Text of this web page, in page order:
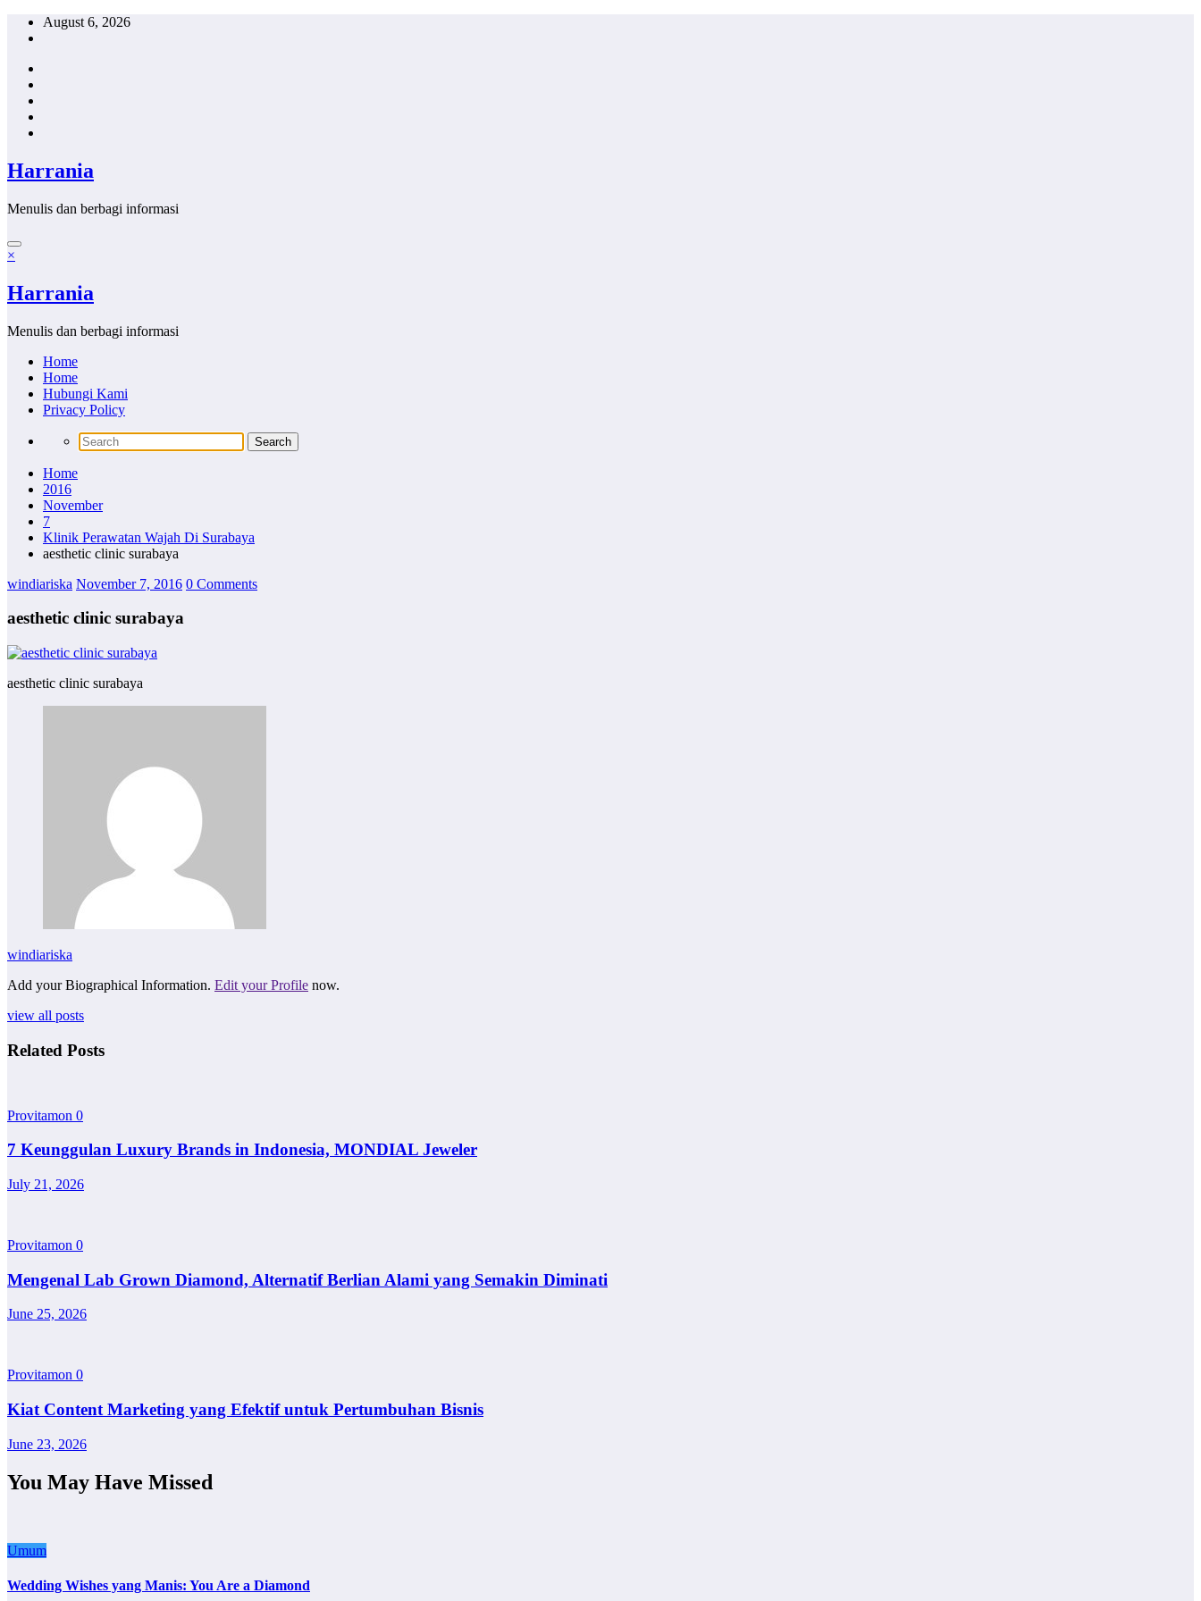
Skip
August 6, 2026
Harrania
Menulis dan berbagi informasi
×
Harrania
Menulis dan berbagi informasi
Home
Home
Hubungi Kami
Privacy Policy
Home
2016
November
7
Klinik Perawatan Wajah Di Surabaya
aesthetic clinic surabaya
windiariska November 7, 2016 0 Comments
aesthetic clinic surabaya
aesthetic clinic surabaya
windiariska
Add your Biographical Information. Edit your Profile now.
view all posts
Related Posts
Provitamon 0
7 Keunggulan Luxury Brands in Indonesia, MONDIAL Jeweler
July 21, 2026
Provitamon 0
Mengenal Lab Grown Diamond, Alternatif Berlian Alami yang Semakin Diminati
June 25, 2026
Provitamon 0
Kiat Content Marketing yang Efektif untuk Pertumbuhan Bisnis
June 23, 2026
You May Have Missed
Umum
Wedding Wishes yang Manis: You Are a Diamond